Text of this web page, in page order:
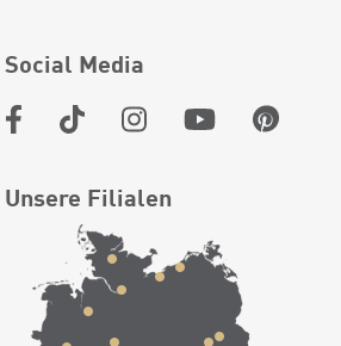
Social Media
Unsere Filialen